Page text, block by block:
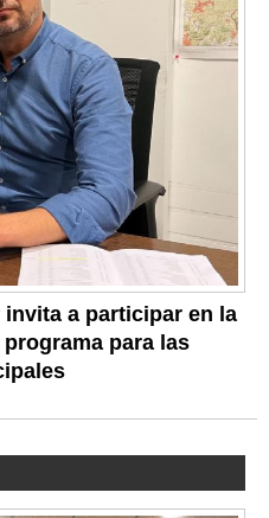
invita a participar en la
para las